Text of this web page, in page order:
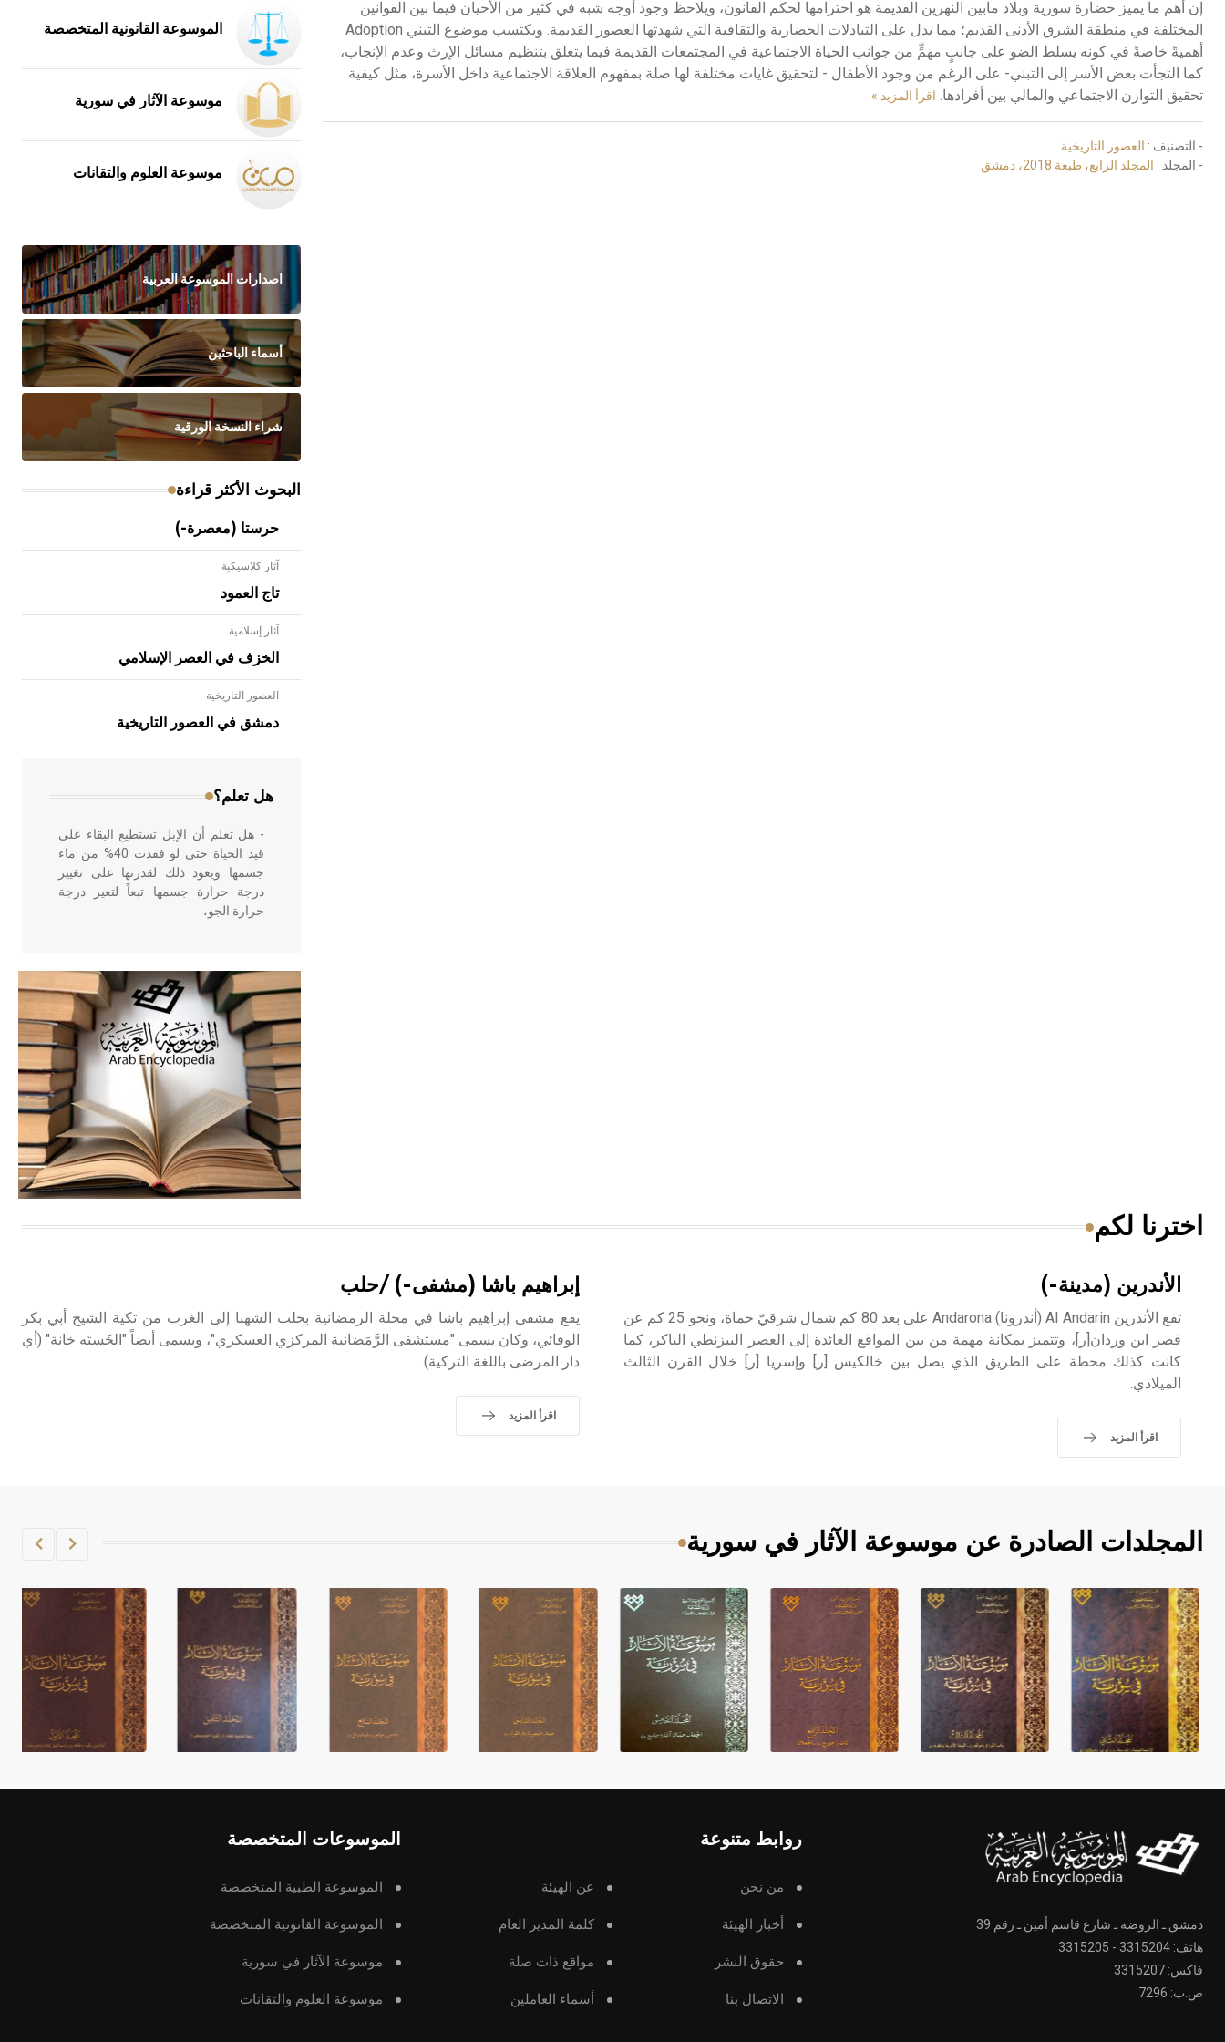
إن أهم ما يميز حضارة سورية وبلاد مابين النهرين القديمة هو احترامها لحكم القانون، ويلاحظ وجود أوجه شبه في كثير من الأحيان فيما بين القوانين
المختلفة في منطقة الشرق الأدنى القديم؛ مما يدل على التبادلات الحضارية والثقافية التي شهدتها العصور القديمة. ويكتسب موضوع التبني Adoption
أهميةً خاصةً في كونه يسلط الضو على جانبٍ مهمٍّ من جوانب الحياة الاجتماعية في المجتمعات القديمة فيما يتعلق بتنظيم مسائل الإرث وعدم الإنجاب،
كما التجأت بعض الأسر إلى التبني- على الرغم من وجود الأطفال - لتحقيق غايات مختلفة لها صلة بمفهوم العلاقة الاجتماعية داخل الأسرة، مثل كيفية
تحقيق التوازن الاجتماعي والمالي بين أفرادها. اقرأ المزيد »
- التصنيف : العصور التاريخية
- المجلد : المجلد الرابع، طبعة 2018، دمشق
الموسوعة القانونية المتخصصة
موسوعة الآثار في سورية
موسوعة العلوم والتقانات
اصدارات الموسوعة العربية
أسماء الباحثين
شراء النسخة الورقية
البحوث الأكثر قراءة
حرستا (معصرة-)
آثار كلاسيكية
تاج العمود
آثار إسلامية
الخزف في العصر الإسلامي
العصور التاريخية
دمشق في العصور التاريخية
هل تعلم؟
- هل تعلم أن الأبلق نوع من الفنون
الهندسية التي ارتبطت بالعمارة الإسلامية
في بلاد الشام ومصر خاصة، حيث يحرص
- هل تعلم أن الإبل تستطيع البقاء على
قيد الحياة حتى لو فقدت 40% من ماء
جسمها ويعود ذلك لقدرتها على تغيير
درجة حرارة جسمها تبعاً لتغير درجة
حرارة الجو،
- هل تعلم أن أبقراط كتب في الطب
أربعة مؤلفات هي: الحكم، الأدلة، تنظيم
التغذية، ورسالته في جروح الرأس.
ويعود له الفضل بأنه حرر الطب من
الدين والفلسفة.
- هل تعلم أن المرجان إفراز حيواني
يتكون في البحر ويتركب من مادة
كربونات الكلسيوم، وهو أحمر أو شديد
الحمرة وهو أجود أنواعه، ويمتاز بكبر
الحجم ويسمى الش
الإنكليزية أب
/22/ علامة كتابية sign تكتب منفصلة
اخترنا لكم
الأندرين (مدينة-)
تقع الأندرين Al Andarin (أندرونا) Andarona على بعد 80 كم شمال شرقيّ حماة، ونحو 25 كم عن
قصر ابن وردان[ر]، وتتميز بمكانة مهمة من بين المواقع العائدة إلى العصر البيزنطي الباكر، كما
كانت كذلك محطة على الطريق الذي يصل بين خالكيس [ر] وإسريا [ر] خلال القرن الثالث
الميلادي.
اقرأ المزيد
إبراهيم باشا (مشفى-) /حلب
يقع مشفى إبراهيم باشا في محلة الرمضانية بحلب الشهبا إلى الغرب من تكية الشيخ أبي بكر
الوفائي، وكان يسمى "مستشفى الرَّمَضانية المركزي العسكري"، ويسمى أيضاً "الخَستَه خانة" (أي
دار المرضى باللغة التركية).
اقرأ المزيد
المجلدات الصادرة عن موسوعة الآثار في سورية
دمشق ـ الروضة ـ شارع قاسم أمين ـ رقم 39
هاتف: 3315204 - 3315205
فاكس: 3315207
ص.ب: 7296
روابط متنوعة
من نحن عن الهيئة
أخبار الهيئة كلمة المدير العام
حقوق النشر مواقع ذات صلة
الاتصال بنا أسماء العاملين
الموسوعات المتخصصة
الموسوعة الطبية المتخصصة
الموسوعة القانونية المتخصصة
موسوعة الآثار في سورية
موسوعة العلوم والتقانات